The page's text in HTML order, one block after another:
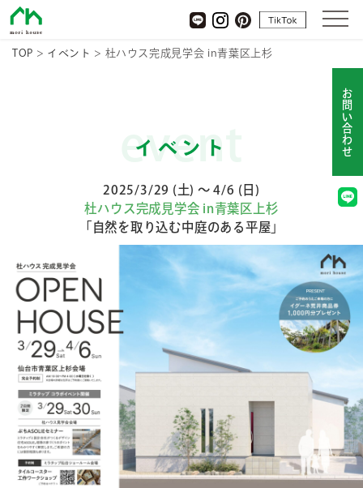
LINE Instagram
pinterest tiktok
TOP > イベント > 杜ハウス完成見学会 in青葉区上杉
イベント
event
2025/3/29 (土) ～ 4/6 (日)
杜ハウス完成見学会 in青葉区上杉
「自然を取り込む中庭のある平屋」
お問い合わせ